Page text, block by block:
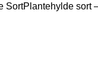
sort